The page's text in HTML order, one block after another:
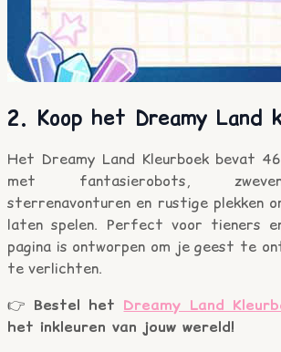
2. Koop het Dreamy Land
Het Dreamy Land Kleurboek bevat 46
met fantasierobots,
sterrenavonturen en rustige plekken
laten spelen. Perfect voor tieners
pagina is ontworpen om je geest te
te verlichten.
👉 Bestel het Dreamy Land
het inkleuren van jouw wereld!